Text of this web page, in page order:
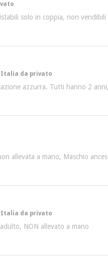
solo in coppia, non
Italia da privato
azzurra. Tutti hanno 2
allevata a mano, Maschio
Italia da privato
NON allevato a mano